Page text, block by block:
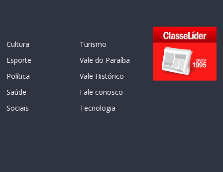
Cultura
Esporte
Política
Saúde
Sociais
Turismo
Vale do Paraíba
Vale Histórico
Fale conosco
Tecnologia